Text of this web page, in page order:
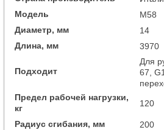
Модель
M58
Диаметр, мм
14
Длина, мм
3970
Подходит
Для
67,
Предел рабочей нагрузки,
кг
120
Радиус сгибания, мм
200